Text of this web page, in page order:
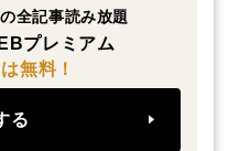
全記事読み放題
プレミアム
無料！
る